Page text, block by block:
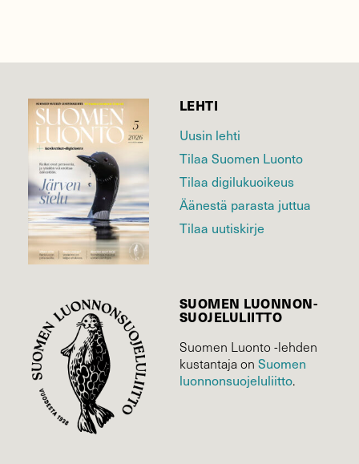
LEHTI
Uusin lehti
Tilaa Suomen Luonto
Tilaa digilukuoikeus
Äänestä parasta juttua
Tilaa uutiskirje
SUOMEN LUONNON­
SUOJELU­LIITTO
Suomen Luonto -lehden
kustantaja on Suomen
luonnonsuojelu­liitto.